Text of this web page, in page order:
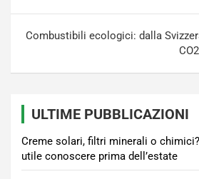
Combustibili ecologici: dalla
ULTIME PUBBLICAZIONI
Creme solari, filtri minerali o
utile conoscere prima dell’estate